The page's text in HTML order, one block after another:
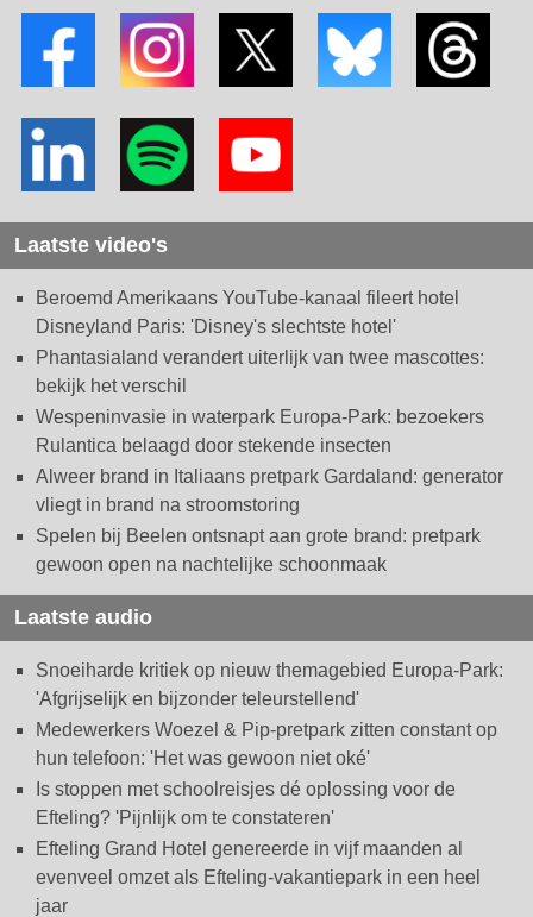
Laatste video's
Beroemd Amerikaans YouTube-kanaal fileert hotel
Disneyland Paris: 'Disney's slechtste hotel'
Phantasialand verandert uiterlijk van twee mascottes:
bekijk het verschil
Wespeninvasie in waterpark Europa-Park: bezoekers
Rulantica belaagd door stekende insecten
Alweer brand in Italiaans pretpark Gardaland: generator
vliegt in brand na stroomstoring
Spelen bij Beelen ontsnapt aan grote brand: pretpark
gewoon open na nachtelijke schoonmaak
Laatste audio
Snoeiharde kritiek op nieuw themagebied Europa-Park:
'Afgrijselijk en bijzonder teleurstellend'
Medewerkers Woezel & Pip-pretpark zitten constant op
hun telefoon: 'Het was gewoon niet oké'
Is stoppen met schoolreisjes dé oplossing voor de
Efteling? 'Pijnlijk om te constateren'
Efteling Grand Hotel genereerde in vijf maanden al
evenveel omzet als Efteling-vakantiepark in een heel
jaar